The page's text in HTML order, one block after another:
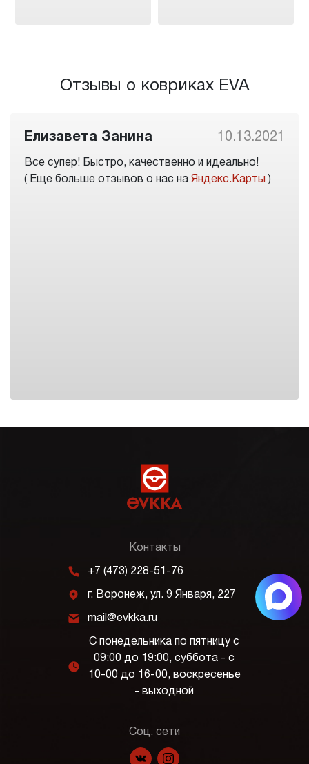
Отзывы о ковриках EVA
Елизавета Занина 10.13.2021
Все супер! Быстро, качественно и идеально!
( Еще больше отзывов о нас на Яндекс.Карты )
Контакты
m +7 (473) 228-51-76
j г. Воронеж, ул. 9 Января, 227
k mail@evkka.ru
l
С понедельника по пятницу с
09:00 до 19:00, суббота - с
10-00 до 16-00, воскресенье
- выходной
Соц. сети
f p